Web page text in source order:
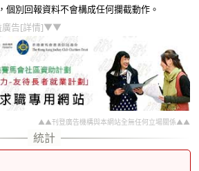
個別回報資料不會構成任何攔截動作。
廣告[詳情]▼▼
▲▲刊登廣告機構與本網站全無任何立場關係▲▲